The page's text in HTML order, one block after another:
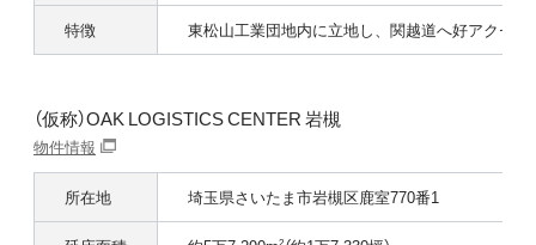
特徴 東松山工業団地内に立地し、関越道へ好アクセス
（仮称）OAK LOGISTICS CENTER 岩槻
物件情報
所在地 埼玉県さいたま市岩槻区鹿室770番1
2